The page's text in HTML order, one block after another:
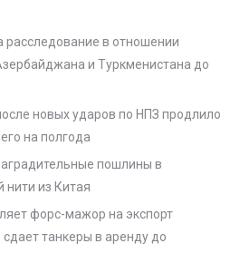
в отношении
и Туркменистана до
новых ударов по НПЗ продлило
на полгода
пошлины в
из Китая
форс-мажор на экспорт
танкеры в аренду до